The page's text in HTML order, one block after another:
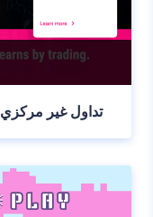
تداول غير مركزي